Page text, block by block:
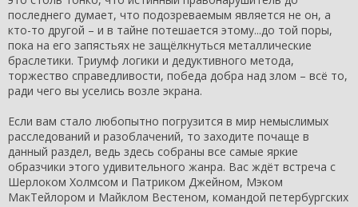
последнего думает, что подозреваемым является не он, а
кто-то другой – и в тайне потешается этому...до той поры,
пока на его запястьях не защёлкнуться металлические
браслетики. Триумф логики и дедуктивного метода,
торжество справедливости, победа добра над злом – всё то,
ради чего вы уселись возле экрана.
Если вам стало любопытно погрузится в мир немыслимых
расследований и разоблачений, то заходите почаще в
данный раздел, ведь здесь собраны все самые яркие
образчики этого удивительного жанра. Вас ждёт встреча с
Шерлоком Холмсом и Патриком Джейном, Мэком
МакТейлором и Майклом Вестеном, командой петербургских